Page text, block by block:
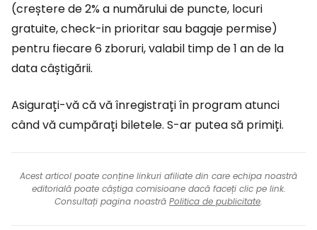
(creștere de 2% a numărului de puncte, locuri
gratuite, check-in prioritar sau bagaje permise)
pentru fiecare 6 zboruri, valabil timp de 1 an de la
data câștigării.
Asigurați-vă că vă înregistrați în program atunci
când vă cumpărați biletele. S-ar putea să primiți.
Acest articol poate conține linkuri afiliate din care echipa noastră
editorială poate câștiga comisioane dacă faceți clic pe link.
Consultați pagina noastră Politica de publicitate.